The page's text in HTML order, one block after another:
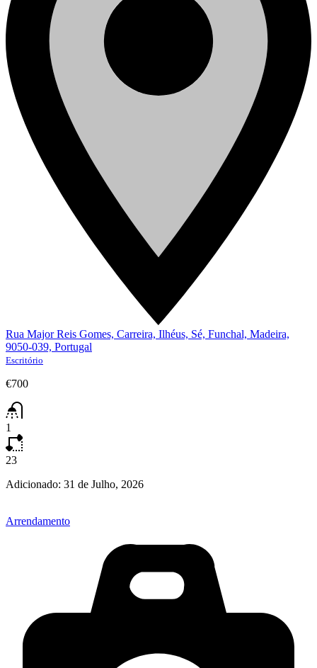
Rua Major Reis Gomes, Carreira, Ilhéus, Sé, Funchal, Madeira,
9050-039, Portugal
Escritório
€700
1
23
Adicionado: 31 de Julho, 2026
Arrendamento